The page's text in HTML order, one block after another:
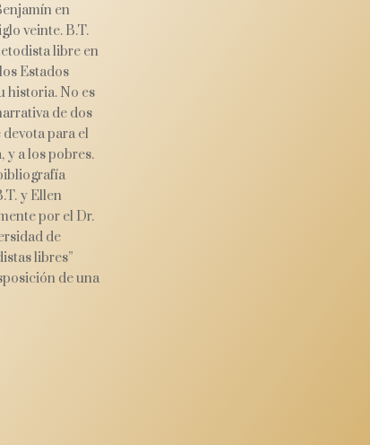
en
veinte. B.T.
libre en
Estados
historia. No es
de dos
para el
y a los pobres.
y Ellen
por el Dr.
de
libres”
de una